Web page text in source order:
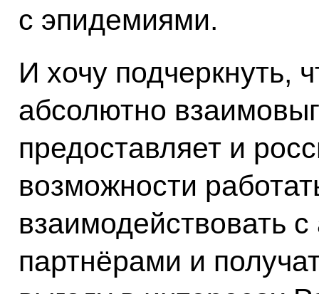
с эпидемиями.
И хочу подчеркнуть,
абсолютно
предоставляет и
возможности
взаимодействовать
партнёрами и